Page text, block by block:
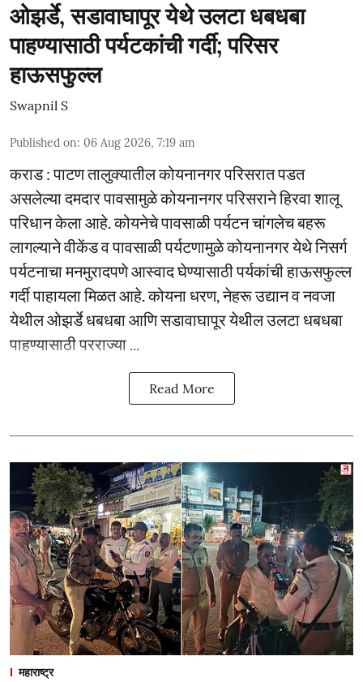
ओझर्डे, सडावाघापूर येथे उलटा धबधबा
पाहण्यासाठी पर्यटकांची गर्दी; परिसर
हाऊसफुल्ल
Swapnil S
Published on: 06 Aug 2026, 7:19 am
कराड : पाटण तालुक्यातील कोयनानगर परिसरात पडत
असलेल्या दमदार पावसामुळे कोयनानगर परिसराने हिरवा शालू
परिधान केला आहे. कोयनेचे पावसाळी पर्यटन चांगलेच बहरू
लागल्याने वीकेंड व पावसाळी पर्यटणामुळे कोयनानगर येथे निसर्ग
पर्यटनाचा मनमुरादपणे आस्वाद घेण्यासाठी पर्यकांची हाऊसफुल्ल
गर्दी पाहायला मिळत आहे. कोयना धरण, नेहरू उद्यान व नवजा
येथील ओझर्डे धबधबा आणि सडावाघापूर येथील उलटा धबधबा
पाहण्यासाठी परराज्या ...
Read More
महाराष्ट्र